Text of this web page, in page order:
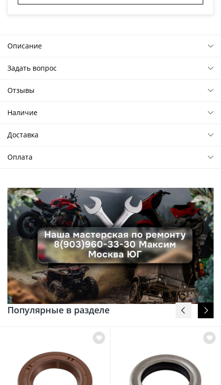
Описание
Задать вопрос
Отзывы
Наличие
Доставка
Оплата
Популярные в разделе